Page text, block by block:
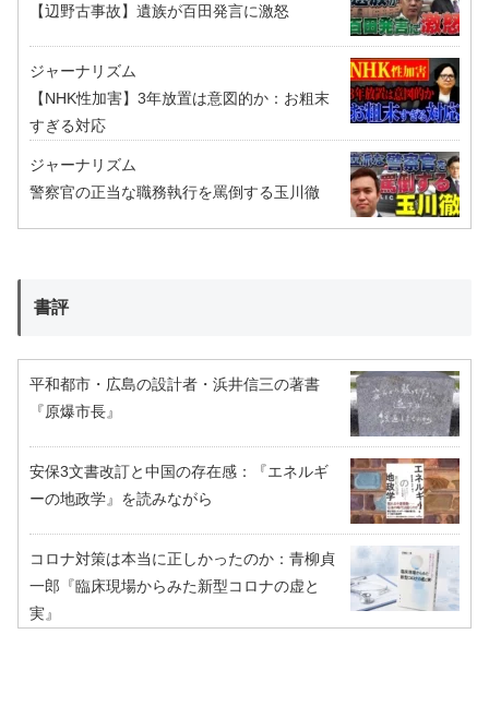
【辺野古事故】遺族が百田発言に激怒
ジャーナリズム
【NHK性加害】3年放置は意図的か：お粗末
すぎる対応
ジャーナリズム
警察官の正当な職務執行を罵倒する玉川徹
書評
平和都市・広島の設計者・浜井信三の著書
『原爆市長』
安保3文書改訂と中国の存在感：『エネルギ
ーの地政学』を読みながら
コロナ対策は本当に正しかったのか：青柳貞
一郎『臨床現場からみた新型コロナの虚と
実』